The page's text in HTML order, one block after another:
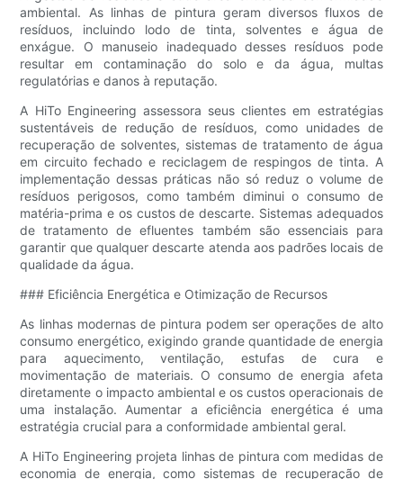
ambiental. As linhas de pintura geram diversos fluxos de
resíduos, incluindo lodo de tinta, solventes e água de
enxágue. O manuseio inadequado desses resíduos pode
resultar em contaminação do solo e da água, multas
regulatórias e danos à reputação.
A HiTo Engineering assessora seus clientes em estratégias
sustentáveis ​​de redução de resíduos, como unidades de
recuperação de solventes, sistemas de tratamento de água
em circuito fechado e reciclagem de respingos de tinta. A
implementação dessas práticas não só reduz o volume de
resíduos perigosos, como também diminui o consumo de
matéria-prima e os custos de descarte. Sistemas adequados
de tratamento de efluentes também são essenciais para
garantir que qualquer descarte atenda aos padrões locais de
qualidade da água.
### Eficiência Energética e Otimização de Recursos
As linhas modernas de pintura podem ser operações de alto
consumo energético, exigindo grande quantidade de energia
para aquecimento, ventilação, estufas de cura e
movimentação de materiais. O consumo de energia afeta
diretamente o impacto ambiental e os custos operacionais de
uma instalação. Aumentar a eficiência energética é uma
estratégia crucial para a conformidade ambiental geral.
A HiTo Engineering projeta linhas de pintura com medidas de
economia de energia, como sistemas de recuperação de